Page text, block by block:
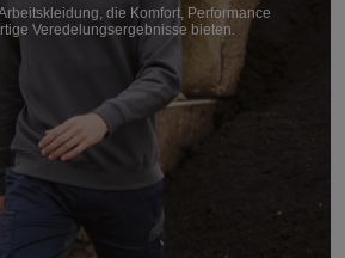
die Komfort, Performance
Veredelungsergebnisse bieten.